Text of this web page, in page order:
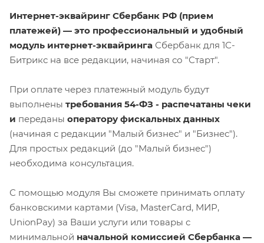
Интернет-эквайринг Сбербанк РФ (прием
платежей) — это профессиональный и удобный
модуль интернет-эквайринга Сбербанк для 1С-
Битрикс на все редакции, начиная со "Старт".
При оплате через платежный модуль будут
выполнены требования 54-ФЗ - распечатаны чеки
и переданы оператору фискальных данных
(начиная с редакции "Малый бизнес" и "Бизнес").
Для простых редакций (до "Малый бизнес")
необходима консультация.
С помощью модуля Вы сможете принимать оплату
банковскими картами (Visa, MasterCard, МИР,
UnionPay) за Ваши услуги или товары с
минимальной начальной комиссией Сбербанка —